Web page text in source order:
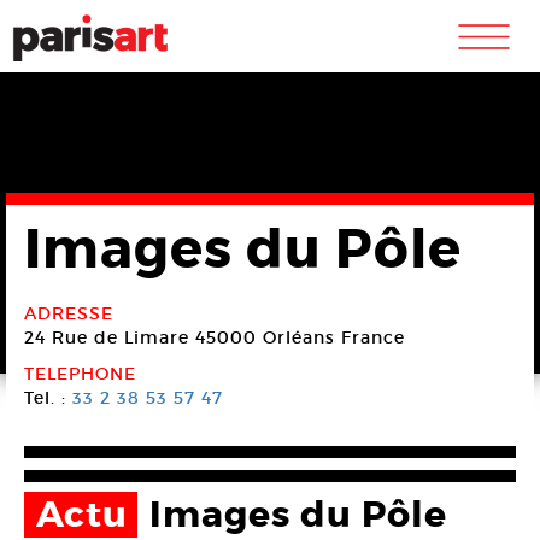
m
Images du Pôle
ADRESSE
24 Rue de Limare 45000 Orléans France
TELEPHONE
Tel. : 33 2 38 53 57 47
Actu Images du Pôle